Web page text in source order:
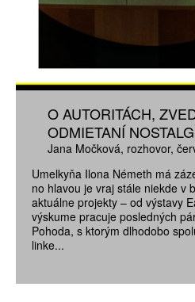
O AUTORITÁCH,
ODMIETANÍ
Jana Močková rozhovor
Umelkyňa Ilona Németh má
no hlavou je vraj stále niekde v
aktuálne projekty – od výstavy
výskume pracuje posledných
Pohoda, s ktorým dlhodobo
linke...